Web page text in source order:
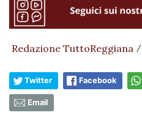
Redazione TuttoReggiana /
Twitter Facebook
Email